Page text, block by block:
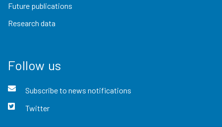
Future publications
Research data
Follow us
Subscribe to news notifications
Twitter